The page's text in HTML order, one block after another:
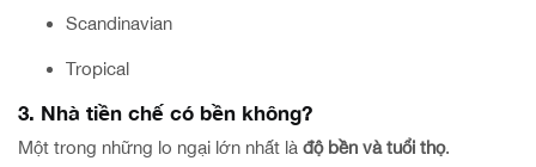
Scandinavian
Tropical
3. Nhà tiền chế có bền không?
Một trong những lo ngại lớn nhất là độ bền và tuổi thọ.